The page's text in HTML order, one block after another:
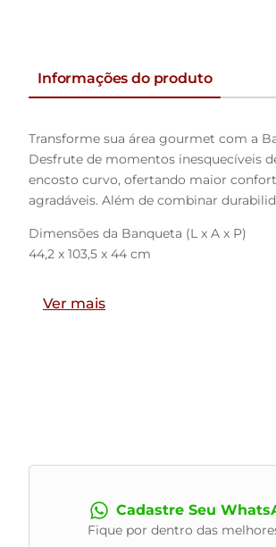
Informações do produto
Transforme sua área gourmet com a
Desfrute de momentos inesquecíveis
encosto curvo, ofertando maior
agradáveis. Além de combinar
Dimensões da Banqueta (L x A x P)
44,2 x 103,5 x 44 cm
Altura do encosto: 21
Produto entregue desmontado,
- A tonalidade do produto real poderá
- A limpeza deve ser feita com pano
Ver mais
Cadastre Seu
Fique por dentro das